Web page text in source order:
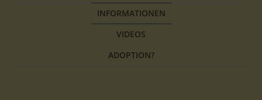
INFORMATIONEN
VIDEOS
ADOPTION?